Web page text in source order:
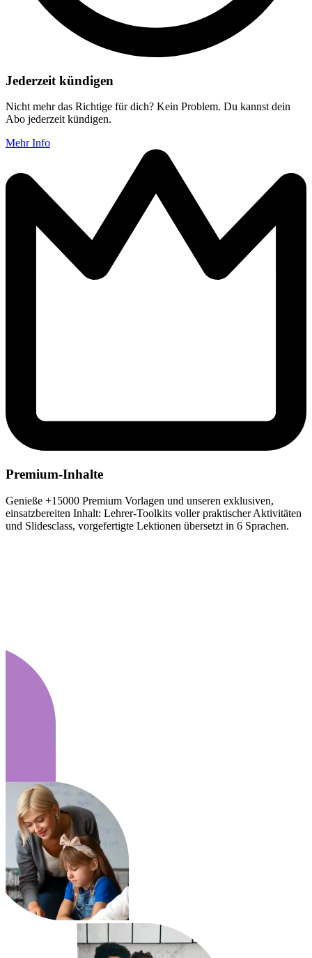
Jederzeit kündigen
Nicht mehr das Richtige für dich? Kein Problem. Du kannst dein
Abo jederzeit kündigen.
Mehr Info
Premium-Inhalte
Genieße +15000 Premium Vorlagen und unseren exklusiven,
einsatzbereiten Inhalt: Lehrer-Toolkits voller praktischer Aktivitäten
und Slidesclass, vorgefertigte Lektionen übersetzt in 6 Sprachen.